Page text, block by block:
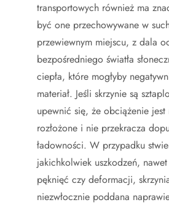
transportowych również ma
być one przechowywane w
przewiewnym miejscu, z dala
bezpośredniego światła
ciepła, które mogłyby
materiał. Jeśli skrzynie są
upewnić się, że obciążenie
rozłożone i nie przekracza
ładowności. W przypadku
jakichkolwiek uszkodzeń,
pęknięć czy deformacji,
niezwłocznie poddana